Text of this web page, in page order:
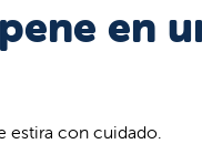
en
estira con cuidado.